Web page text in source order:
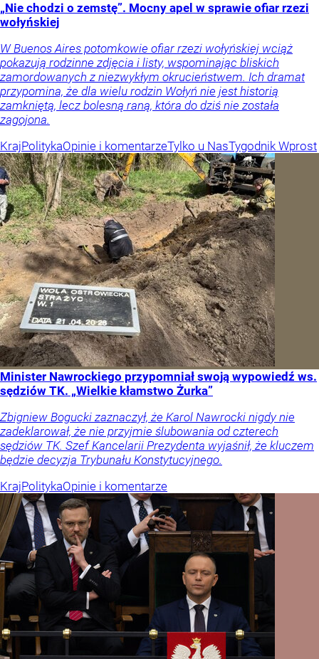
„Nie chodzi o zemstę”. Mocny apel w sprawie ofiar rzezi
wołyńskiej
W Buenos Aires potomkowie ofiar rzezi wołyńskiej wciąż
pokazują rodzinne zdjęcia i listy, wspominając bliskich
zamordowanych z niezwykłym okrucieństwem. Ich dramat
przypomina, że dla wielu rodzin Wołyń nie jest historią
zamkniętą, lecz bolesną raną, która do dziś nie została
zagojona.
KrajPolitykaOpinie i komentarzeTylko u NasTygodnik Wprost
Minister Nawrockiego przypomniał swoją wypowiedź ws.
sędziów TK. „Wielkie kłamstwo Żurka”
Zbigniew Bogucki zaznaczył, że Karol Nawrocki nigdy nie
zadeklarował, że nie przyjmie ślubowania od czterech
sędziów TK. Szef Kancelarii Prezydenta wyjaśnił, że kluczem
będzie decyzja Trybunału Konstytucyjnego.
KrajPolitykaOpinie i komentarze